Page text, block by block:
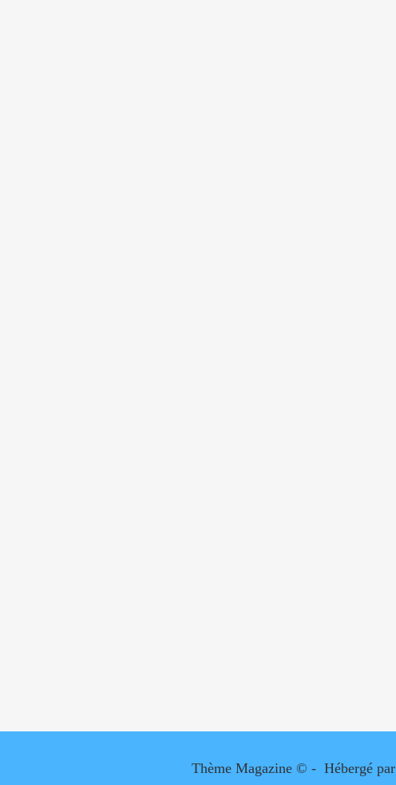
Thème Magazine © - Hébergé par